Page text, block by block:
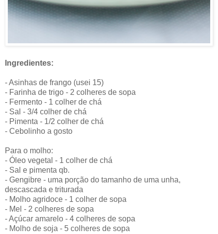
Ingredientes:
- Asinhas de frango (usei 15)
- Farinha de trigo - 2 colheres de sopa
- Fermento - 1 colher de chá
- Sal - 3/4 colher de chá
- Pimenta - 1/2 colher de chá
- Cebolinho a gosto
Para o molho:
- Óleo vegetal - 1 colher de chá
- Sal e pimenta qb.
- Gengibre - uma porção do tamanho de uma unha,
descascada e triturada
- Molho agridoce - 1 colher de sopa
- Mel - 2 colheres de sopa
- Açúcar amarelo - 4 colheres de sopa
- Molho de soja - 5 colheres de sopa